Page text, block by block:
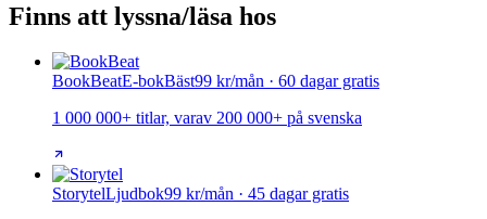
Finns att lyssna/läsa hos
BookBeatE-bokBäst99 kr/mån · 60 dagar gratis
1 000 000+ titlar, varav 200 000+ på svenska
StorytelLjudbok99 kr/mån · 45 dagar gratis